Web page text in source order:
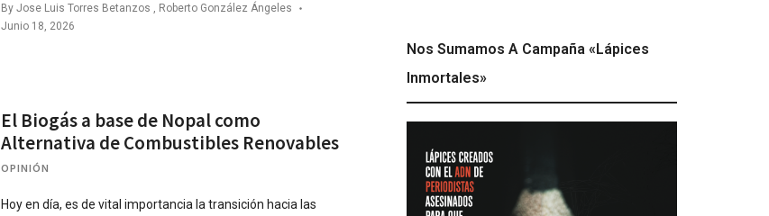
By Jose Luis Torres Betanzos
Roberto González Ángeles
Junio 18, 2026
El Biogás a base de Nopal como
Alternativa de Combustibles Renovables
OPINIÓN
Hoy en día, es de vital importancia la transición hacia las
Nos Sumamos A Campaña «Lápices
Inmortales»